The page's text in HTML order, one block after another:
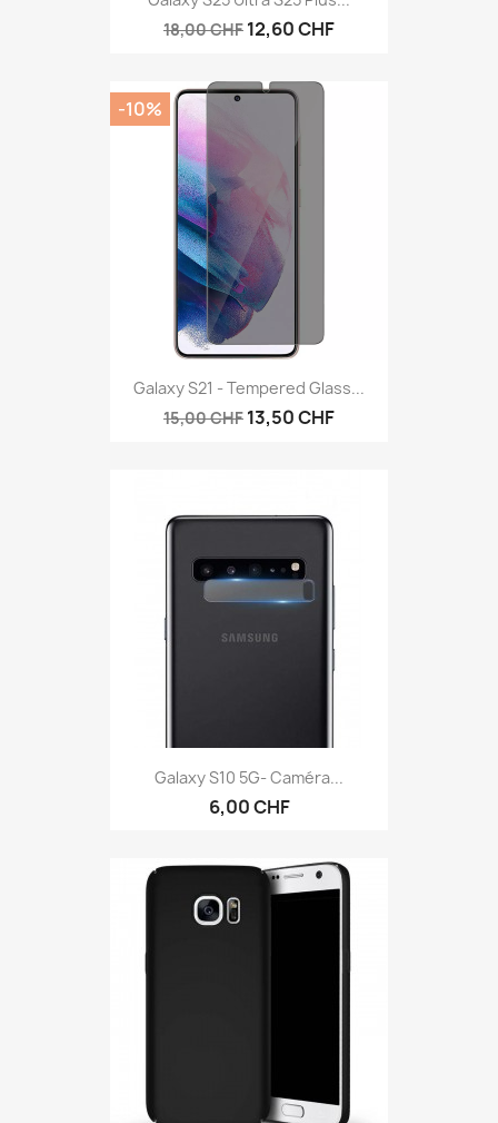
18,00 CHF 12,60 CHF
Galaxy S21 - Tempered Glass...
15,00 CHF 13,50 CHF
-10%
Galaxy S10 5G- Caméra...
6,00 CHF